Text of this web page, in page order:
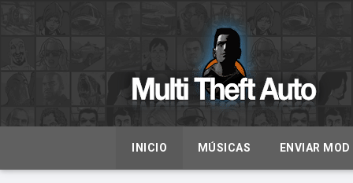
INICIO MÚSICAS ENVIAR MOD